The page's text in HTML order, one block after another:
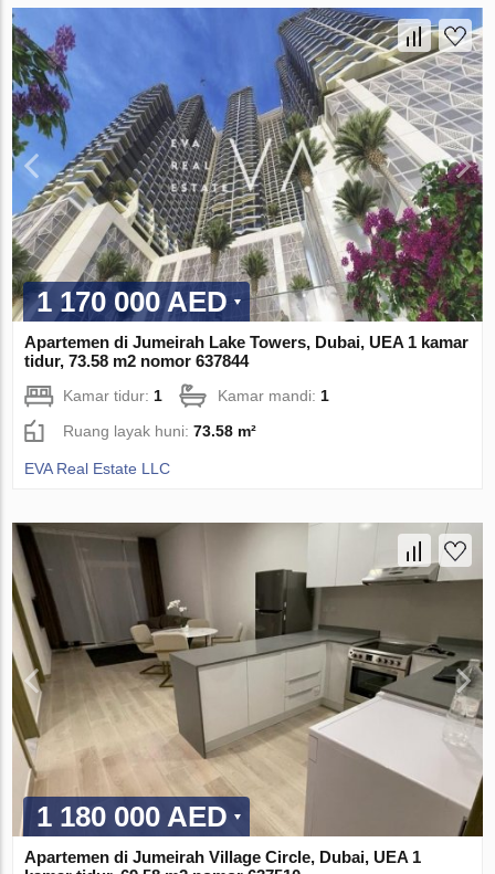
1 170 000 AED
Apartemen di Jumeirah Lake Towers, Dubai, UEA 1 kamar
tidur, 73.58 m2 nomor 637844
Kamar tidur: 1 Kamar mandi: 1
Ruang layak huni:73.58 m²
EVA Real Estate LLC
1 180 000 AED
Apartemen di Jumeirah Village Circle, Dubai, UEA 1